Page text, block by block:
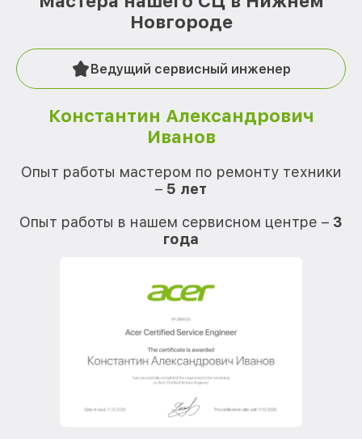
Новгороде
Ведущий сервисный инженер
Константин Александрович
Иванов
Опыт работы мастером по ремонту техники
– 5 лет
Опыт работы в нашем сервисном центре – 3
года